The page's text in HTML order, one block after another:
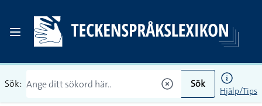
Sök: Sök
Hjälp/Tips